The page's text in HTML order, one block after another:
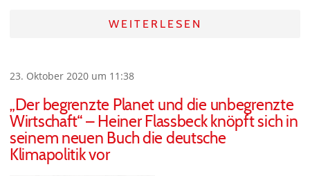
WEITERLESEN
23. Oktober 2020 um 11:38
„Der begrenzte Planet und die unbegrenzte
Wirtschaft“ – Heiner Flassbeck knöpft sich in
seinem neuen Buch die deutsche
Klimapolitik vor